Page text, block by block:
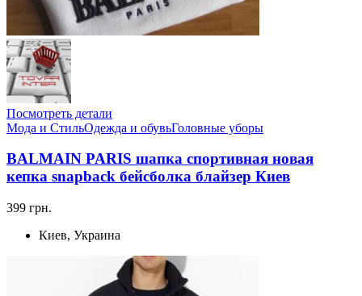
Посмотреть детали
Мода и СтильОдежда и обувьГоловные уборы
BALMAIN PARIS шапка спортивная новая
кепка snapback бейсболка блайзер Киев
399 грн.
Киев, Украина